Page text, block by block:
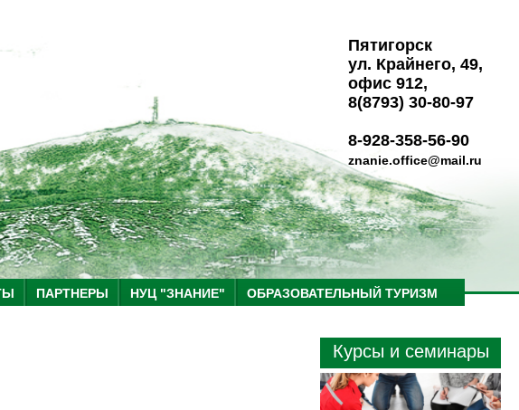
Пятигорск
ул. Крайнего, 49,
офис 912,
8(8793) 30-80-97
8-928-358-56-90
znanie.office@mail.ru
ПАРТНЕРЫ НУЦ "ЗНАНИЕ" ОБРАЗОВАТЕЛЬНЫЙ ТУРИЗМ
Курсы и семинары